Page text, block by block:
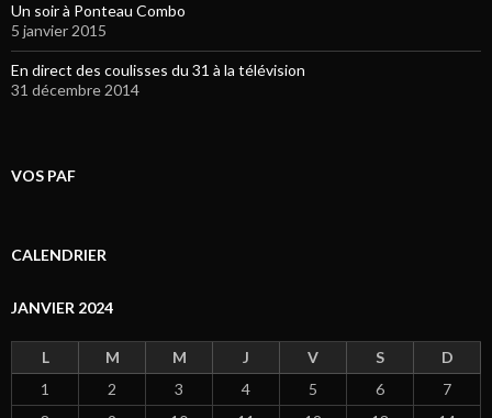
Un soir à Ponteau Combo
5 janvier 2015
En direct des coulisses du 31 à la télévision
31 décembre 2014
VOS PAF
CALENDRIER
JANVIER 2024
L M M J V S
D
1
2 3 4 5 6
7